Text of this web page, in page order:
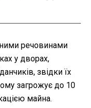
речовинами
у дворах,
звідки їх
загрожує до 10
майна.